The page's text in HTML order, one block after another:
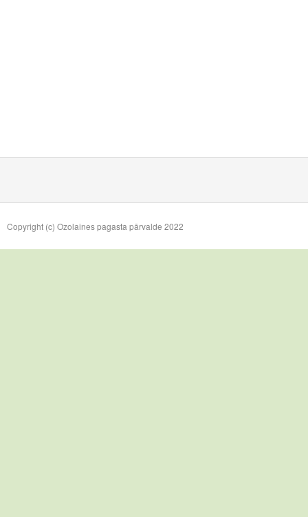
Copyright (c) Ozolaines pagasta pārvalde 2022